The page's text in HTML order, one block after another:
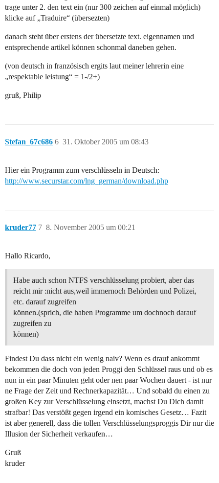
trage unter 2. den text ein (nur 300 zeichen auf einmal möglich)
klicke auf „Traduire“ (übersezten)
danach steht über erstens der übersetzte text. eigennamen und
entsprechende artikel können schonmal daneben gehen.
(von deutsch in französisch ergits laut meiner lehrerin eine
„respektable leistung“ = 1-/2+)
gruß, Philip
Stefan_67c686 31. Oktober 2005 um 08:43
6
Hier ein Programm zum verschlüsseln in Deutsch:
http://www.securstar.com/lng_german/download.php
kruder77 8. November 2005 um 00:21
7
Hallo Ricardo,
Habe auch schon NTFS verschlüsselung probiert, aber das
reicht mir :nicht aus,weil immernoch Behörden und Polizei,
etc. darauf zugreifen
können.(sprich, die haben Programme um dochnoch darauf
zugreifen zu
können)
Findest Du dass nicht ein wenig naiv? Wenn es drauf ankommt
bekommen die doch von jeden Proggi den Schlüssel raus und ob es
nun in ein paar Minuten geht oder nen paar Wochen dauert - ist nur
ne Frage der Zeit und Rechnerkapazität… Und sobald du einen zu
großen Key zur Verschlüsselung einsetzt, machst Du Dich damit
strafbar! Das verstößt gegen irgend ein komisches Gesetz… Fazit
ist aber generell, dass die tollen Verschlüsselungsproggis Dir nur die
Illusion der Sicherheit verkaufen…
Gruß
kruder